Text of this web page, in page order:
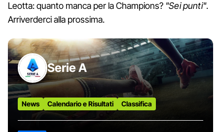
Leotta: quanto manca per la Champions? "Sei punti".
Arriverderci alla prossima.
Serie A
News Calendario e Risultati Classifica